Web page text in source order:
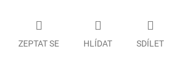
ZEPTAT SE HLÍDAT SDÍLET